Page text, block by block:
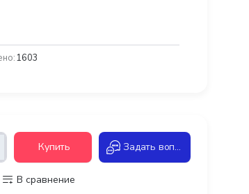
1603
Купить Задать вопрос
В сравнение